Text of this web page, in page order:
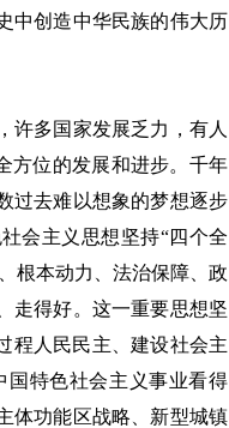
中创造中华民族的伟大历
许多国家发展乏力，有人
方位的发展和进步。千年
过去难以想象的梦想逐步
会主义思想坚持“四个全
根本动力、法治保障、政
走得好。这一重要思想坚
程人民民主、建设社会主
国特色社会主义事业看得
体功能区战略、新型城镇